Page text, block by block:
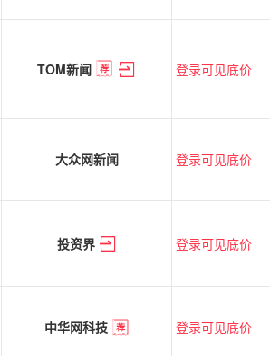
TOM新闻 登录可见底价
大众网新闻 登录可见底价
投资界 登录可见底价
中华网科技 登录可见底价